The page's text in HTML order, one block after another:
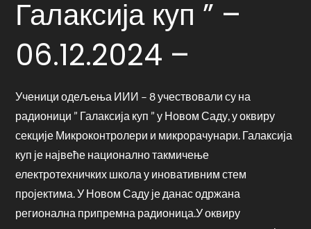
Галаксија куп ” –
06.12.2024 –
Ученици одељења ИИИ – 8 учествовали су на
радионици ” Галаксија куп ” у Новом Саду, у оквиру
секције Микроконтролери и микрорачунари. Галаксија
куп је највеће национално такмичење
електротехничких школа у иновативним стем
пројектима. У Новом Саду је данас одржана
регионална припремна радионица.У оквиру